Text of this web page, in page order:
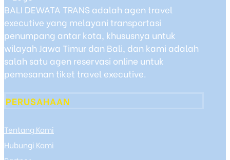
BALI DEWATA TRANS adalah agen travel
executive yang melayani transportasi
penumpang antar kota, khususnya untuk
wilayah Jawa Timur dan Bali, dan kami adalah
salah satu agen reservasi online untuk
pemesanan tiket travel executive.
PERUSAHAAN
Tentang Kami
Hubungi Kami